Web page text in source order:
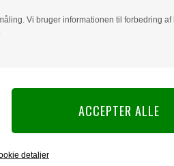
Vi bruger informationen til forbedring
detaljer
flere artikler...